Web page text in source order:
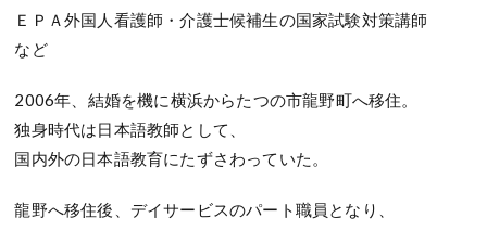
ＥＰＡ外国人看護師・介護士候補生の国家試験対策講師
など
2006年、結婚を機に横浜からたつの市龍野町へ移住。
独身時代は日本語教師として、
国内外の日本語教育にたずさわっていた。
龍野へ移住後、デイサービスのパート職員となり、